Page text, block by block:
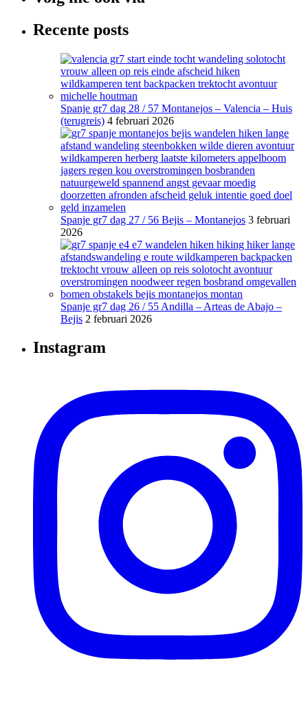
Recente posts
Spanje gr7 dag 28 / 57 Montanejos – Valencia – Huis
(terugreis) 4 februari 2026
Spanje gr7 dag 27 / 56 Bejis – Montanejos 3 februari
2026
Spanje gr7 dag 26 / 55 Andilla – Arteas de Abajo –
Bejis 2 februari 2026
Instagram